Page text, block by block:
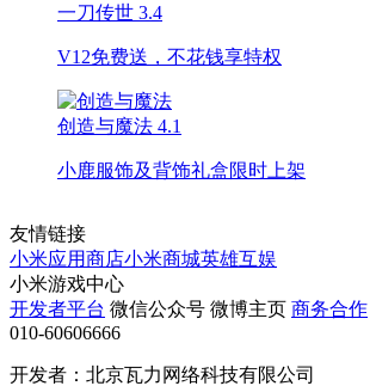
一刀传世 3.4
V12免费送，不花钱享特权
创造与魔法 4.1
小鹿服饰及背饰礼盒限时上架
友情链接
小米应用商店小米商城英雄互娱
小米游戏中心
开发者平台 微信公众号 微博主页 商务合作
010-60606666
开发者：北京瓦力网络科技有限公司